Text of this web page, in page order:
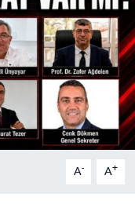
A- A+